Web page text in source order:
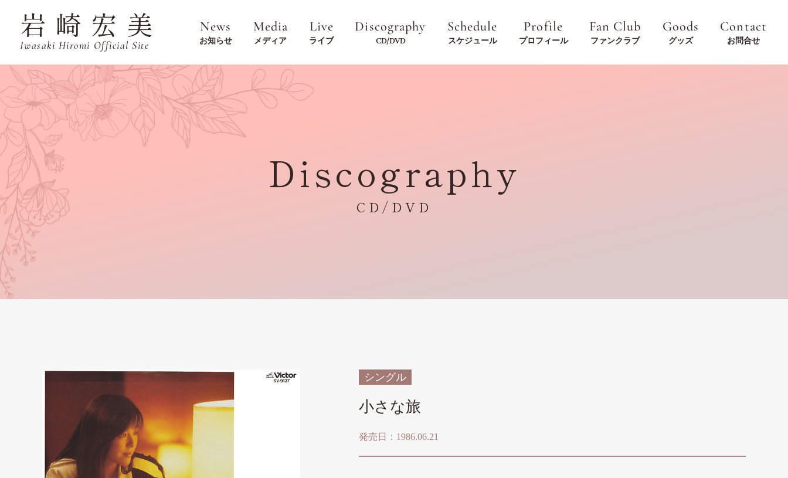
岩崎宏美
Iwasaki Hiromi Official Site
News
お知らせ
Media
メディア
Live
ライブ
Discography
CD/DVD
Schedule
スケジュール
Profile
プロフィール
Fan Club
ファンクラブ
Goods
グッズ
Contact
お問合せ
Discography
CD/DVD
シングル
小さな旅
発売日：1986.06.21